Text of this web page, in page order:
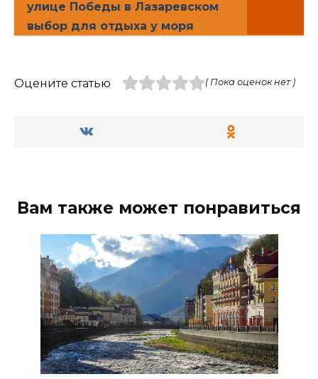
улице Победы в Лазаревском
выбор для отдыха у моря
Оцените статью ( Пока оценок нет )
Вам также может понравиться